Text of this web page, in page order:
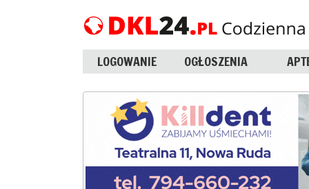
LOGOWANIE OGŁOSZENIA